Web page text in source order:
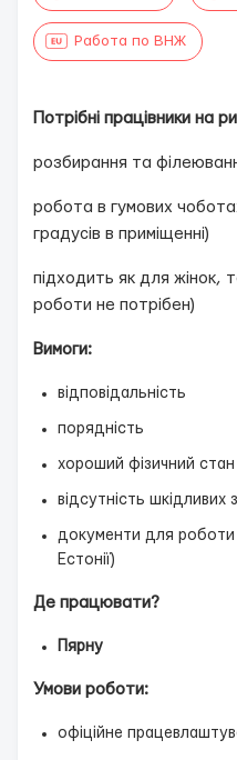
Работа по ВНЖ
Потрібні працівники на
розбирання та
робота в гумових
градусів в приміщенні)
підходить як для жінок,
роботи не потрібен)
Вимоги:
відповідальність
порядність
хороший фізичний стан
відсутність шкідливих
документи для
Естонії)
Де працювати?
Пярну
Умови роботи:
офіційне